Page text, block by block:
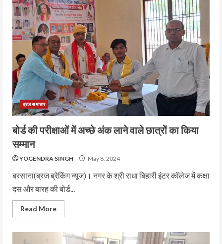
ब्रज समाचार
बोर्ड की परीक्षाओं में अच्छे अंक लाने वाले छात्रों का किया
सम्मान
YOGENDRA SINGH May 8, 2024
बरसाना(ब्रज ब्रेकिंग न्यूज)। नगर के श्री राधा बिहारी इंटर कॉलेज में कक्षा
दस और बारह की बोर्ड...
Read More